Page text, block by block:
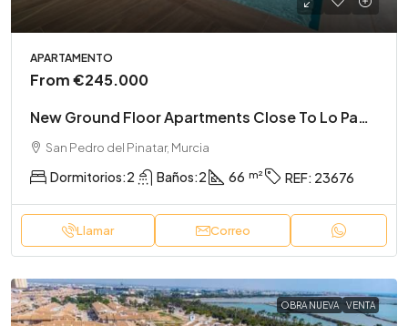
APARTAMENTO
From€245.000
New Ground Floor Apartments Close To Lo Pagan Beach
San Pedro del Pinatar, Murcia
Dormitorios:2 Baños:2 66 REF: 23676
Llamar Correo
OBRA NUEVA VENTA